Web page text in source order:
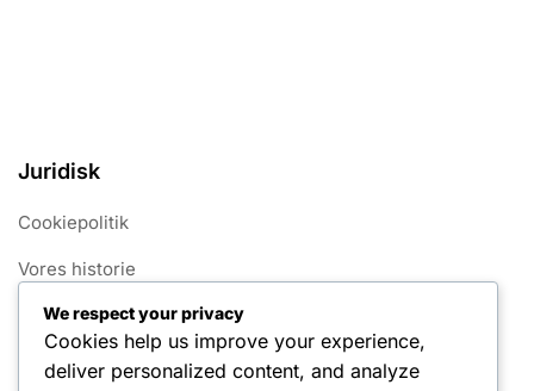
Juridisk
Cookiepolitik
Vores historie
Fortrolighedspolitik
Kom i kontakt
We respect your privacy
Cookies help us improve your experience,
deliver personalized content, and analyze